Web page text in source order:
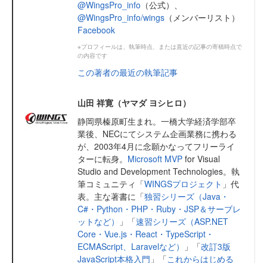
@WingsPro_info （公式）、
@WingsPro_info/wings （メンバーリスト）
Facebook
※プロフィールは、執筆時点、または直近の記事の寄稿時点で
の内容です
この著者の最近の執筆記事
山田 祥寛（ヤマダ ヨシヒロ）
静岡県榛原町生まれ。一橋大学経済学部卒
業後、NECにてシステム企画業務に携わる
が、2003年4月に念願かなってフリーライ
ターに転身。 Microsoft MVP for Visual
Studio and Development Technologies。執
筆コミュニティ「WINGSプロジェクト 」代
表。主な著書に「独習シリーズ（Java・
C#・Python・PHP・Ruby・JSP＆サーブレ
ットなど）
」「速習シリーズ（ASP.NET
Core・Vue.js・React・TypeScript・
ECMAScript、Laravelなど）
」「改訂3版
JavaScript本格入門 」「これからはじめる